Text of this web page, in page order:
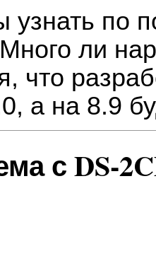
узнать по
ли
что
а на 8.9
с DS-